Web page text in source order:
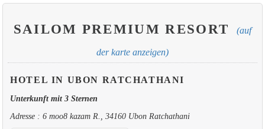
SAILOM PREMIUM RESORT (auf
der karte anzeigen)
HOTEL IN UBON RATCHATHANI
Unterkunft mit 3 Sternen
Adresse : 6 moo8 kazam R., 34160 Ubon Ratchathani